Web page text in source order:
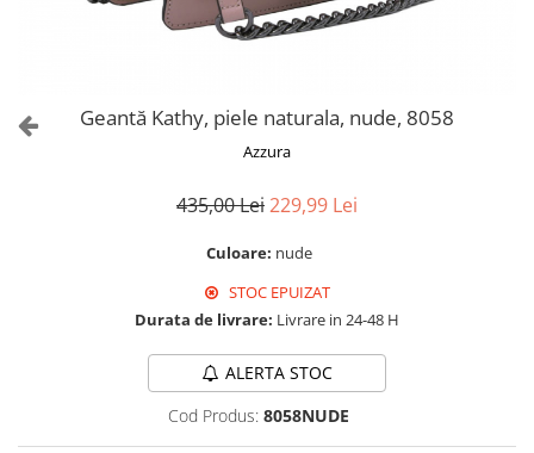
Genți Albe
Genți Galbene
Geantă Kathy, piele naturala, nude, 8058
Azzura
435,00 Lei229,99 Lei
Culoare: nude
STOC EPUIZAT
Durata de livrare: Livrare in 24-48 H
ALERTA STOC
Cod Produs: 8058NUDE